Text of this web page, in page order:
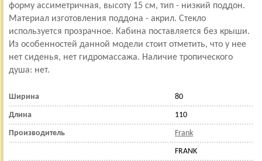
форму ассиметричная, высоту 15 см, тип - низкий поддон.
Материал изготовления поддона - акрил. Стекло
используется прозрачное. Кабина поставляется без крыши.
Из особенностей данной модели стоит отметить, что у нее
нет сиденья, нет гидромассажа. Наличие тропического
душа: нет.
Ширина 80
Длина 110
Производитель Frank
FRANK